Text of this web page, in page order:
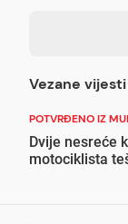
Vezane vijesti
POTVRĐENO IZ
Dvije nesreće
motociklista